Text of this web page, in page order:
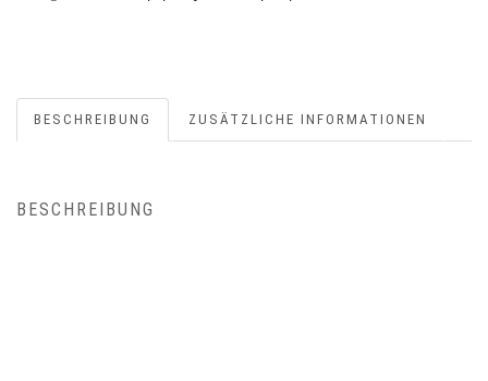
BESCHREIBUNG ZUSÄTZLICHE INFORMATIONEN
BESCHREIBUNG